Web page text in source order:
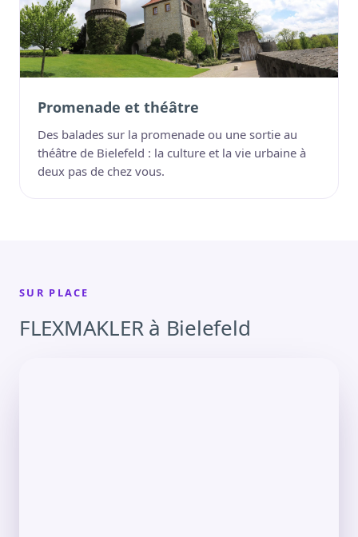
Promenade et théâtre
Des balades sur la promenade ou une sortie au
théâtre de Bielefeld : la culture et la vie urbaine à
deux pas de chez vous.
SUR PLACE
FLEXMAKLER à Bielefeld